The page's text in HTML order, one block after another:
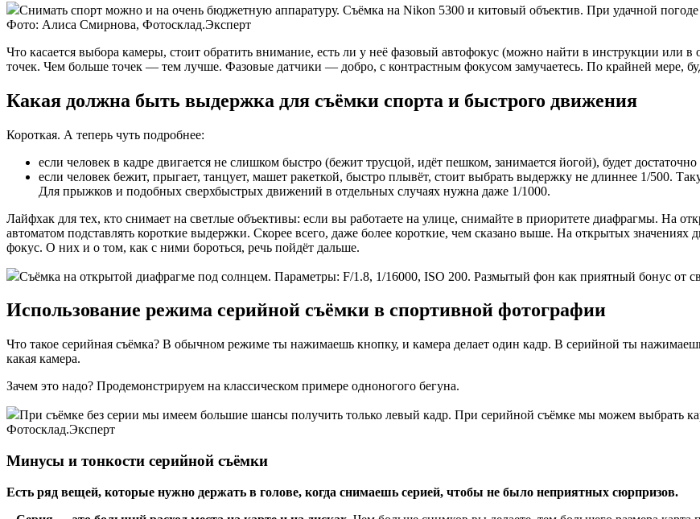
Снимать спорт можно и на очень бюджетную аппаратуру. Съёмка на Nikon 5300 и китовый объектив. При удачной
Фото: Алиса Смирнова, Фотосклад.Эксперт
Что касается выбора камеры, стоит обратить внимание, есть ли у неё фазовый автофокус (можно найти в инструкции или
точек. Чем больше точек — тем лучше. Фазовые датчики — добро, с контрастным фокусом замучаетесь. По крайней мере,
Какая должна быть выдержка для съёмки спорта и быстрого движения
Короткая. А теперь чуть подробнее:
если человек в кадре двигается не слишком быстро (бежит трусцой, идёт пешком, занимается йогой), будет
если человек бежит, прыгает, танцует, машет ракеткой, быстро плывёт, стоит выбрать выдержку не длиннее 1/500.
Для прыжков и подобных сверхбыстрых движений в отдельных случаях нужна даже 1/1000.
Лайфхак для тех, кто снимает на светлые объективы: если вы работаете на улице, снимайте в приоритете диафрагмы. На
автоматом подставлять короткие выдержки. Скорее всего, даже более короткие, чем сказано выше. На открытых
фокус. О них и о том, как с ними бороться, речь пойдёт дальше.
Съёмка на открытой диафрагме под солнцем. Параметры: F/1.8, 1/16000, ISO 200. Размытый фон как приятный бонус от
Использование режима серийной съёмки в спортивной фотографии
Что такое серийная съёмка? В обычном режиме ты нажимаешь кнопку, и камера делает один кадр. В серийной ты
какая камера.
Зачем это надо? Продемонстрируем на классическом примере одноногого бегуна.
При съёмке без серии мы имеем большие шансы получить только левый кадр. При серийной съёмке мы можем выбрать
Фотосклад.Эксперт
Минусы и тонкости серийной съёмки
Есть ряд вещей, которые нужно держать в голове, когда снимаешь серией, чтобы не было неприятных сюрпризов.